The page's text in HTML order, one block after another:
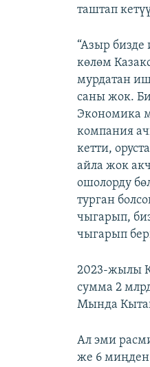
таштап
“Азыр
көлөм
мурдатан
саны жок.
Экономика
компания
кетти,
айла жок
ошолорду
турган
чыгарып,
чыгарып
2023-жылы
сумма 2
Мында
Ал эми
же 6 миңден